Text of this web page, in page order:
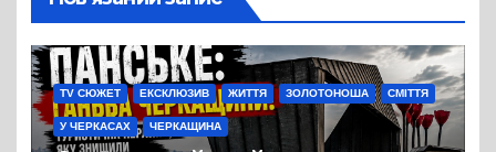
TV СЮЖЕТ ЕКСКЛЮЗИВ ЖИТТЯ ЗОЛОТОНОША СМІТТЯ
У ЧЕРКАСАХ ЧЕРКАЩИНА